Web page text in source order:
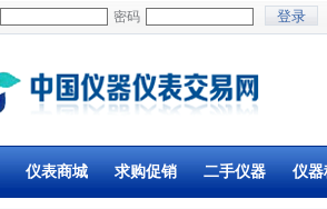
密码
仪表商城 求购促销 二手仪器 仪器